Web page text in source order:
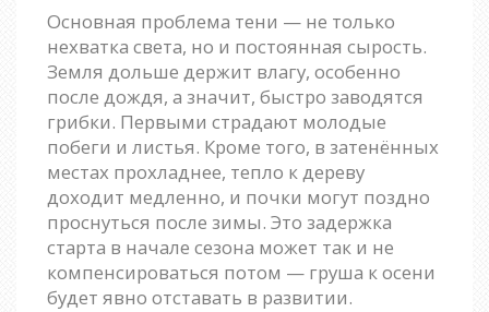
Основная проблема тени — не только
нехватка света, но и постоянная сырость.
Земля дольше держит влагу, особенно
после дождя, а значит, быстро заводятся
грибки. Первыми страдают молодые
побеги и листья. Кроме того, в затенённых
местах прохладнее, тепло к дереву
доходит медленно, и почки могут поздно
проснуться после зимы. Это задержка
старта в начале сезона может так и не
компенсироваться потом — груша к осени
будет явно отставать в развитии.